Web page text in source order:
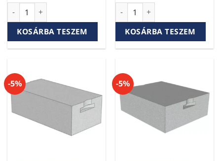
1980 Ft. 1690 Ft.
VIABLOKK D300/30 sima falazóelem 600×200×300 mm
KOSÁRBA TESZEM
2690 Ft. 2430 Ft.
VIABLOKK D300/37,5
KOSÁRBA TESZEM
-5% -5%